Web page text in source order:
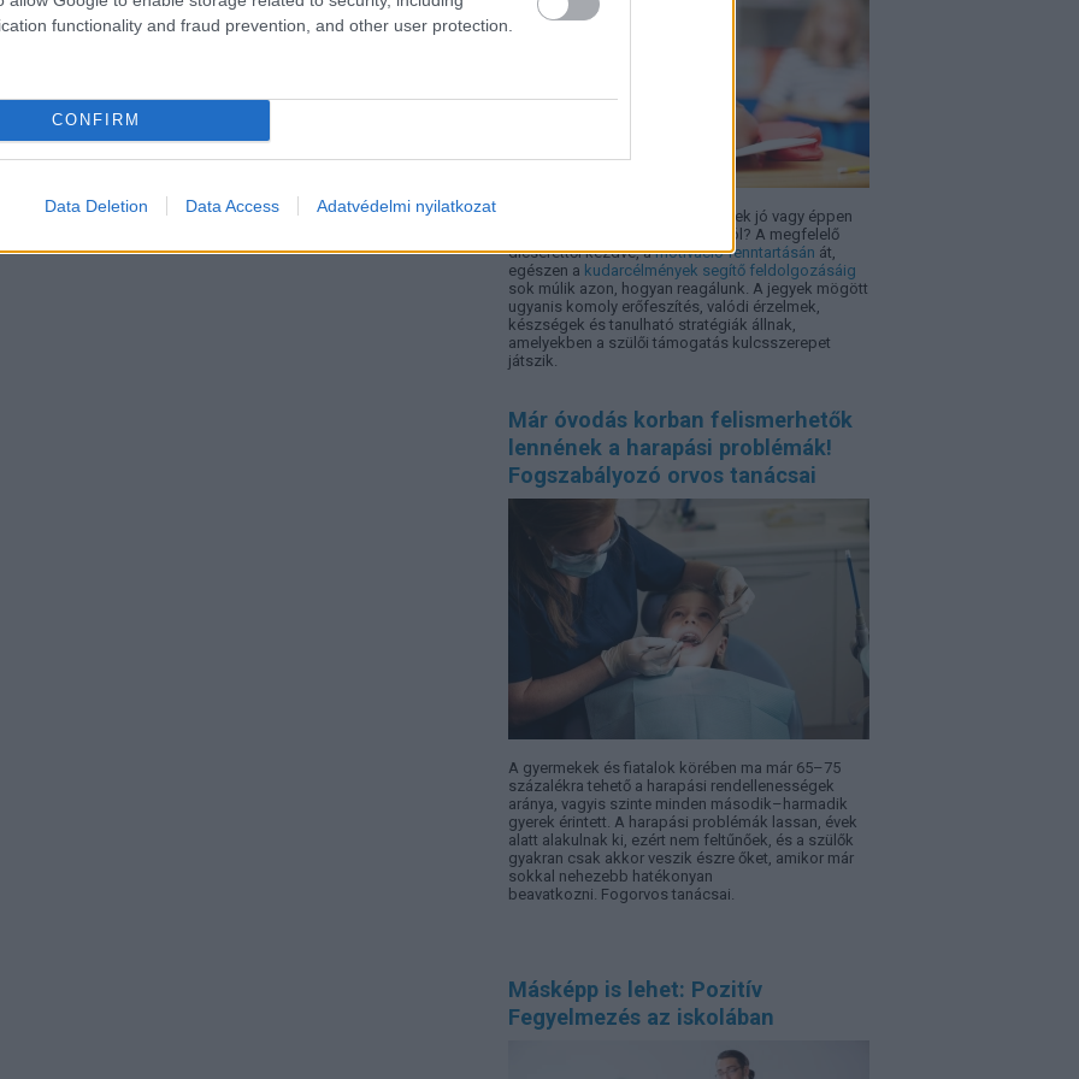
functionality and fraud prevention, and other user protection.
CONFIRM
Data Deletion Data Access Adatvédelmi nyilatkozat
Mit tehetünk szülőként, ha a gyerek jó vagy éppen
rossz jegyet hozott haza a suliból? A megfelelő
dicsérettől kezdve, amotiváció fenntartásán át,
egészen a kudarcélmények segítő feldolgozásáig
sok múlik azon, hogyan reagálunk. A jegyek mögött
ugyanis komoly erőfeszítés, valódi érzelmek,
készségek és tanulható stratégiák állnak,
amelyekben a szülői támogatás kulcsszerepet
játszik.
Már óvodás korban felismerhetők
lennének a harapási problémák!
Fogszabályozó orvos tanácsai
A gyermekek és fiatalok körében ma már 65–75
százalékra tehető a harapási rendellenességek
aránya, vagyis szinte minden második–harmadik
gyerek érintett. A harapási problémák lassan, évek
alatt alakulnak ki, ezért nem feltűnőek, és a szülők
gyakran csak akkor veszik észre őket, amikor már
sokkal nehezebb hatékonyan
beavatkozni. Fogorvos tanácsai.
Másképp is lehet: Pozitív
Fegyelmezés az iskolában